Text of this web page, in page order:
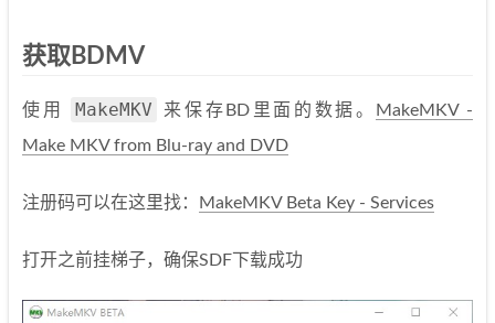
获取BDMV
使用 MakeMKV 来保存BD里面的数据。 MakeMKV -
Make MKV from Blu-ray and DVD
注册码可以在这里找： MakeMKV Beta Key - Services
打开之前挂梯子，确保SDF下载成功